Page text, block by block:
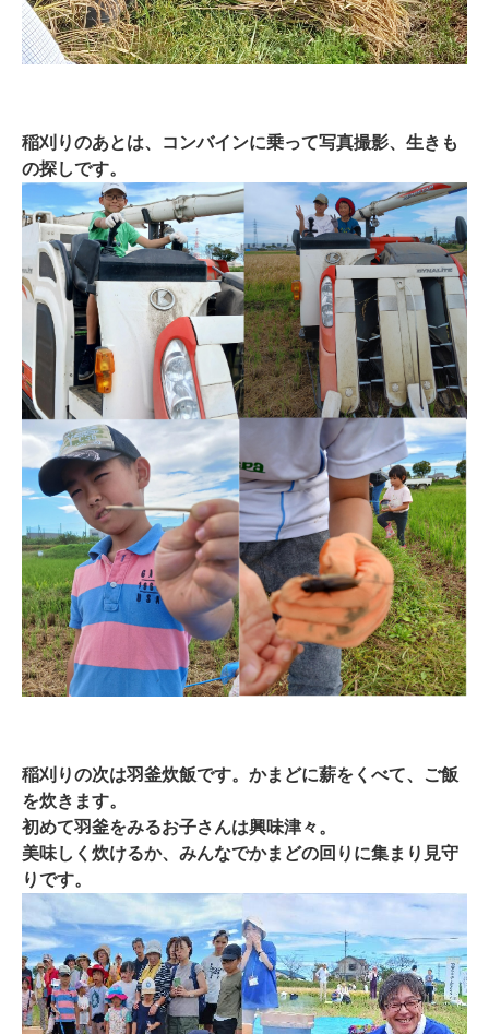
稲刈りのあとは、コンバインに乗って写真撮影、生きも
の探しです。
稲刈りの次は羽釜炊飯です。かまどに薪をくべて、ご飯
を炊きます。
初めて羽釜をみるお子さんは興味津々。
美味しく炊けるか、みんなでかまどの回りに集まり見守
りです。